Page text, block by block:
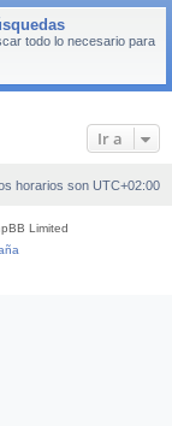
todo lo necesario para
Ir a
horarios son UTC+02:00
Limited